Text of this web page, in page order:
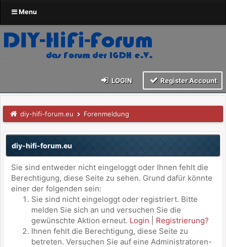
Menu
LOGIN Register Account
diy-hifi-forum.eu Forenmeldung
diy-hifi-forum.eu
Sie sind entweder nicht eingeloggt oder Ihnen fehlt die
Berechtigung, diese Seite zu sehen. Grund dafür könnte
einer der folgenden sein:
Sie sind nicht eingeloggt oder registriert. Bitte
melden Sie sich an und versuchen Sie die
gewünschte Aktion erneut. Login
Registrierung?
Ihnen fehlt die Berechtigung, diese Seite zu
betreten. Versuchen Sie auf eine Administratoren-